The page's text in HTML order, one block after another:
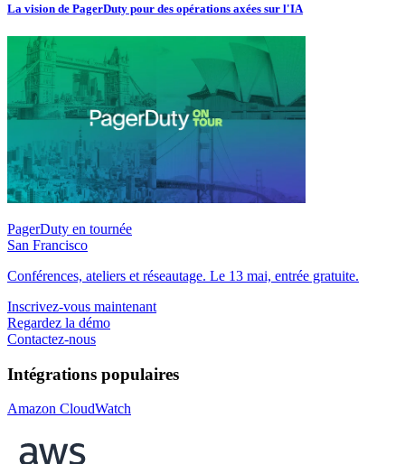
La vision de PagerDuty pour des opérations axées sur l'IA
PagerDuty en tournée
San Francisco
Conférences, ateliers et réseautage. Le 13 mai, entrée gratuite.
Inscrivez-vous maintenant
Regardez la démo
Contactez-nous
Intégrations populaires
Amazon CloudWatch